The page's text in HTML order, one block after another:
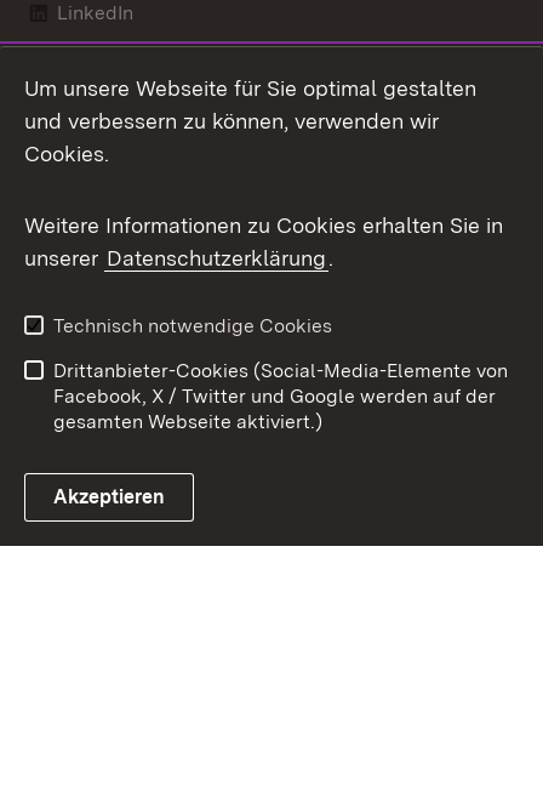
LinkedIn
X / Twitter
Youtube
Link zum Landesportal
Kontakt
Datenschutz
Barrierefreiheit
Impressum
Cookies
Um unsere Webseite für Sie optimal gestalten
und verbessern zu können, verwenden wir
Cookies.
Weitere Informationen zu Cookies erhalten Sie in
unserer Datenschutzerklärung.
Technisch notwendige Cookies
Drittanbieter-Cookies (Social-Media-Elemente von
Facebook, X / Twitter und Google werden auf der
gesamten Webseite aktiviert.)
Akzeptieren